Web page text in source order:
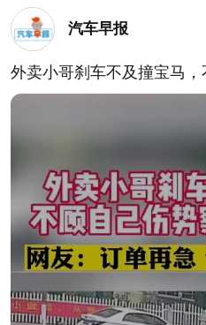
汽车早报
外卖小哥刹车不及撞宝马